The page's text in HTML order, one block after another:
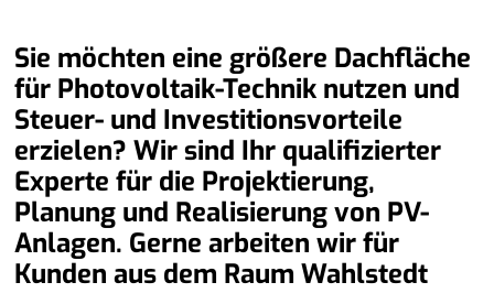
Sie möchten eine größere Dachfläche
für Photovoltaik-Technik nutzen und
Steuer- und Investitionsvorteile
erzielen? Wir sind Ihr qualifizierter
Experte für die Projektierung,
Planung und Realisierung von PV-
Anlagen. Gerne arbeiten wir für
Kunden aus dem Raum Wahlstedt